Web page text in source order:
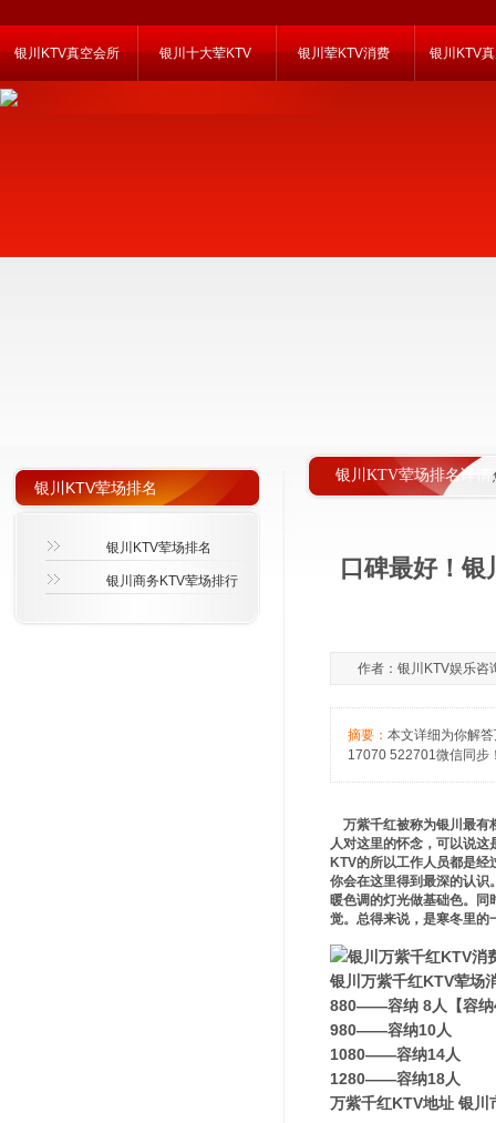
银川KTV真空会所 银川十大荤KTV 银川荤KTV消费 银川KTV
银川KTV荤场排名详情
银川KTV荤场排名
银川KTV荤场排名
银川商务KTV荤场排行 口碑最好！
作者：银川KTV娱乐
摘要： 本文详细为你解
17070 522701微信同步
万紫千红被称为银川最有
人对这里的怀念，可以说
KTV的所以工作人员都是
你会在这里得到最深的认识
暖色调的灯光做基础色。同
觉。总得来说，是寒冬里的
银川万紫千红KTV荤场
880——容纳 8人【容纳
980——容纳10人
1080——容纳14人
1280——容纳18人
万紫千红KTV地址 银川